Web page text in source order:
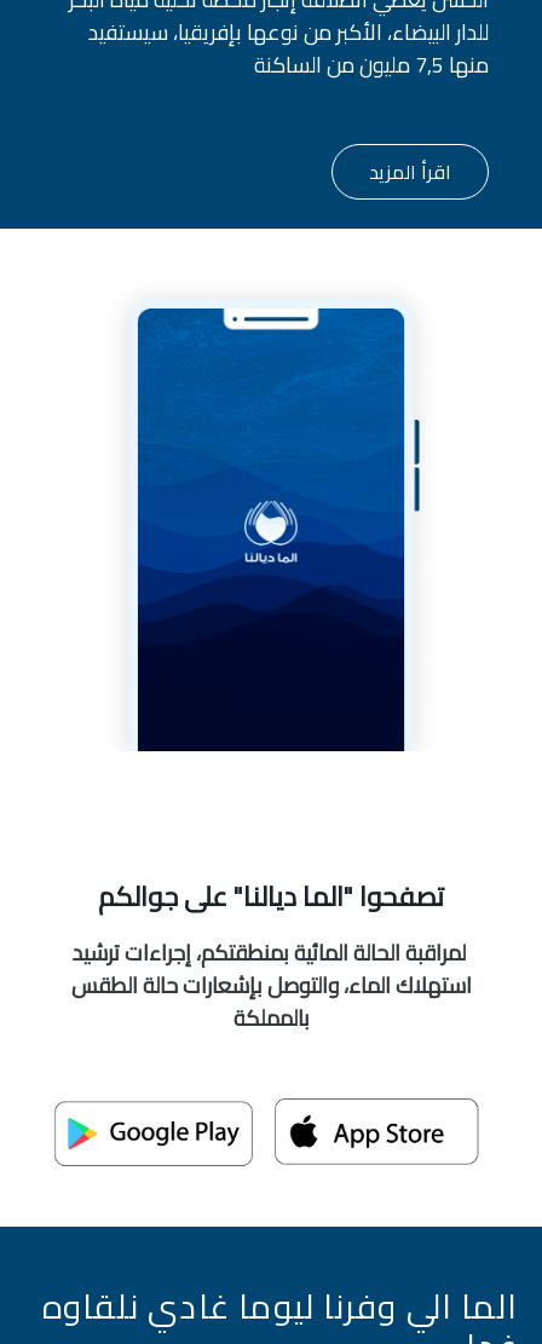
للدار البيضاء، الأكبر من نوعها بإفريقيا، سيستفيد
منها 7,5 مليون من الساكنة
اقرأ المزيد
تصفحوا "الما ديالنا" على جوالكم
لمراقبة الحالة المائية بمنطقتكم، إجراءات ترشيد
استهلاك الماء، والتوصل بإشعارات حالة الطقس
بالمملكة
الما الي وفرنا ليوما غادي نلقاوه